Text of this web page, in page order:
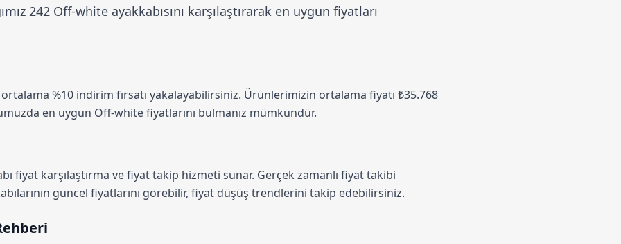
242 Off-white ayakkabısını karşılaştırarak en uygun fiyatları
ortalama %10 indirim fırsatı yakalayabilirsiniz. Ürünlerimizin ortalama fiyatı ₺35.768
en uygun Off-white fiyatlarını bulmanız mümkündür.
fiyat karşılaştırma ve fiyat takip hizmeti sunar. Gerçek zamanlı fiyat takibi
güncel fiyatlarını görebilir, fiyat düşüş trendlerini takip edebilirsiniz.